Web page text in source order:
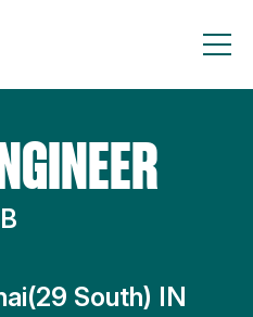
South) IN